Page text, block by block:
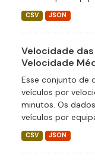
CSV JSON
Velocidade
Velocidade
Esse conjunto de
veículos por
minutos. Os
veículos por
CSV JSON